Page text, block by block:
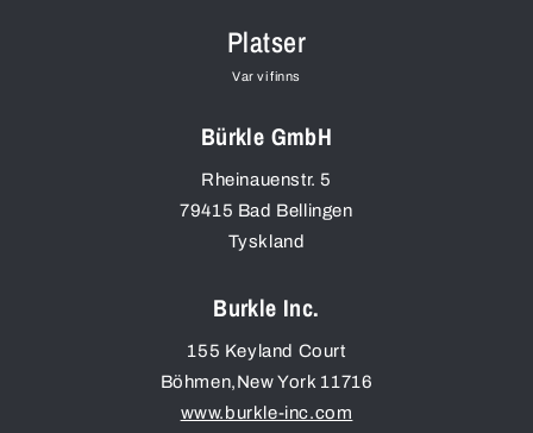
Platser
Var vi finns
Bürkle GmbH
Rheinauenstr. 5
79415 Bad Bellingen
Tyskland
Burkle Inc.
155 Keyland Court
Böhmen,New York 11716
www.burkle-inc.com